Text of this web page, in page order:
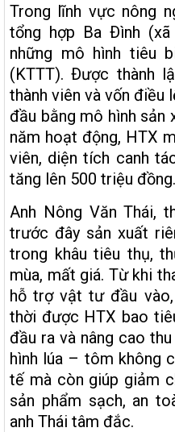
Trong lĩnh vực nông
tổng hợp Ba Ðình
những mô hình tiêu
(KTTT). Ðược thành
thành viên và vốn điều
đầu bằng mô hình sản
năm hoạt động, HTX
viên, diện tích canh
tăng lên 500 triệu đồng.
Anh Nông Văn Thái,
trước đây sản xuất
trong khâu tiêu thụ,
mùa, mất giá. Từ khi
hỗ trợ vật tư đầu
thời được HTX bao
đầu ra và nâng cao
hình lúa – tôm không
tế mà còn giúp giảm
sản phẩm sạch, an
anh Thái tâm đắc.